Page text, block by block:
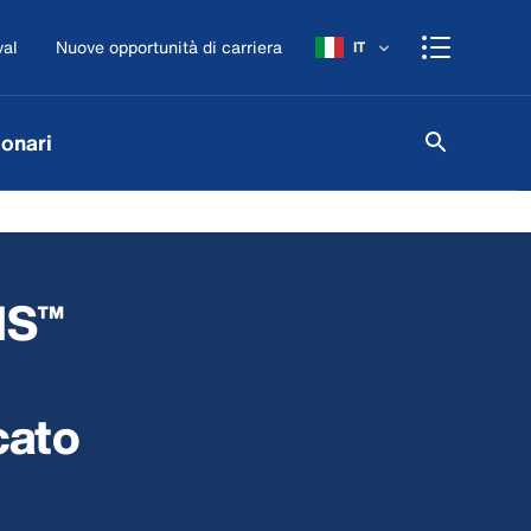
Nuove opportunità di carriera IT